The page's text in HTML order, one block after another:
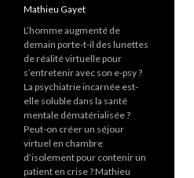
Mathieu Gayet
L’homme augmenté de
demain porte-t-il des lunettes
de réalité virtuelle pour
s’entretenir avec son e-psy ?
La psychiatrie incarnée est-
elle soluble dans la santé
mentale dématérialisée ?
Peut-on créer un séjour
virtuel en chambre
d’isolement pour contenir un
patient en crise ? Mathieu